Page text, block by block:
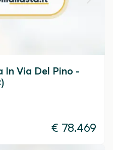
In Via Del Pino -
€ 78.469